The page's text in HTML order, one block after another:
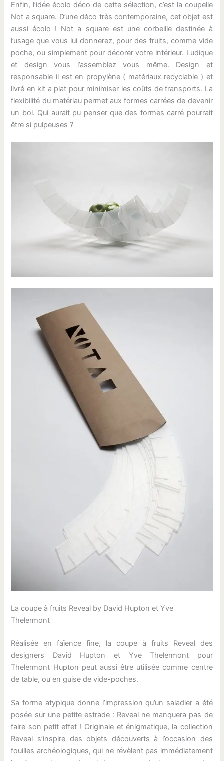
Enfin, l’idée écolo déco de cette sélection, c’est la coupelle
Not a square. D’une déco très contemporaine, cet objet est
aussi écolo ! Not a square est une corbeille destinée à
l’usage que vous lui donnerez, pour des fruits, comme vide
poche, ou simplement pour décorer votre intérieur. Ludique
et design vous l’assemblez vous même. Design et
responsable il est en propylène ( matériaux recyclable ) et
livré en kit a plat pour minimiser les coûts de transports. La
flexibilité du matériau permet aux formes carrées de devenir
un bol. Qui aurait pu penser que des formes carré pourrait
être si pulpeuses ?
La coupe à fruits Reveal by David Hupton et Yve
Thelermont
Réalisée en faïence fine, la coupe à fruits Reveal des
designers David Hupton et Yve Thelermont pour
Thelermont Hupton peut aussi être utilisée comme centre
de table, ou en guise de vide-poches.
Sa forme atypique donne l’impression qu’un saladier a été
posée sur une petite estrade : Reveal ne manquera pas de
faire son petit effet ! Originale et énigmatique, la collection
Reveal s’inspire des objets découverts à l’occasion des
fouilles archéologiques, qui ne révèlent pas immédiatement